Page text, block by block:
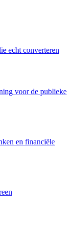
echt converteren
voor de publieke
en financiële